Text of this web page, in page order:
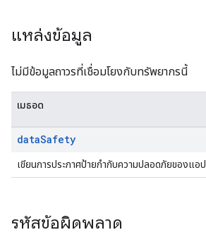
แหล่งข้อมูล
ไม่มีข้อมูลถาวรที่เชื่อมโยงกับทรัพยากรนี้
เมธอด
dataSafety
เขียนการประกาศป้ายกำกับความปลอดภัยของแอป
รหัสข้อผิดพลาด